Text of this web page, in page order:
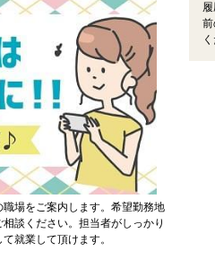
場をご案内します。希望勤務地
談ください。担当者がしっかり
就業して頂けます。